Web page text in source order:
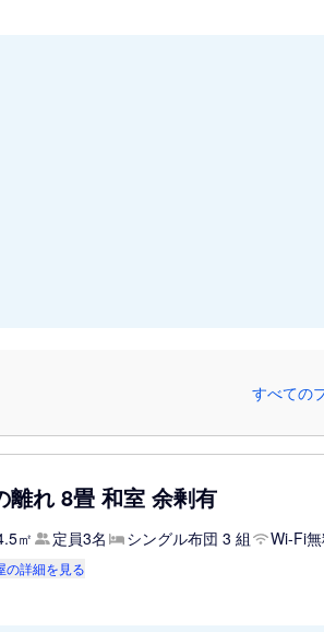
すべての
離れ 8畳 和室 余剰有
㎡ 定員3名 シングル布団 3 組 Wi-Fi
の詳細を見る